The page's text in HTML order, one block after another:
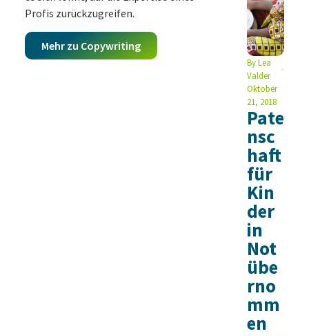
Profis zurückzugreifen.
Mehr zu Copywriting
ByLea
Valder
Oktober
21, 2018
Pate
nsc
haft
für
Kin
der
in
Not
übe
rno
mm
en